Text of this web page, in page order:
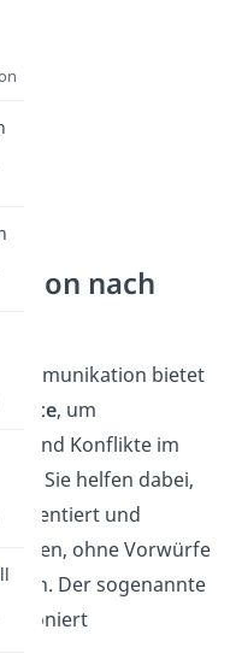
nach
Kommunikation bietet
, um
und Konflikte im
Sie helfen dabei,
und
ohne Vorwürfe
Der sogenannte